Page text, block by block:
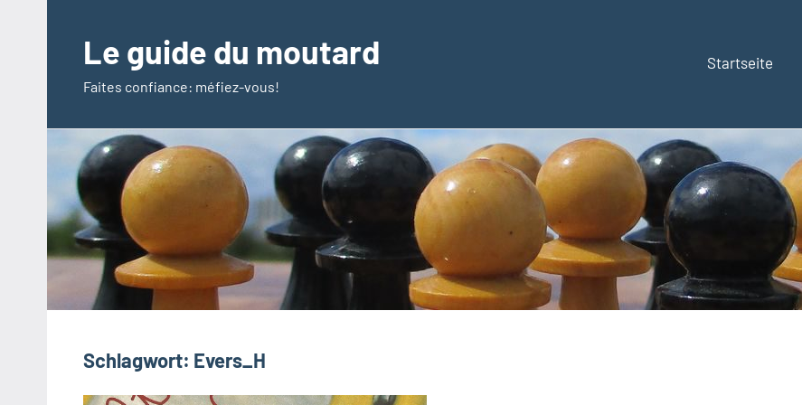
springenLe guide du moutard
Faites confiance: méfiez-vous!
Startseite
Schlagwort: Evers_H